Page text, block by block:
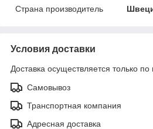
Страна производитель
Условия доставки
Доставка осуществляется только по
Самовывоз
Транспортная компания
Адресная доставка